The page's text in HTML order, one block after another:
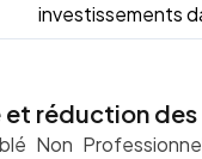
investissements
et réduction
Non